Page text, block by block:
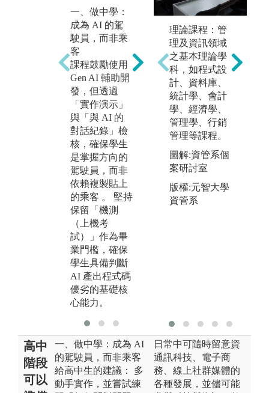
一、做中學：
成為 AI 的駕
駛員，而非乘
客
課程鼓勵使用
Gen AI 輔助開
發，但透過
「實作演示」
與「與 AI 的
對話紀錄」檢
核，確保學生
是掌握方向的
駕駛員，而非
依賴複製貼上
的乘客 。 堅持
保留「機測
（上機考
試）」作為畢
業門檻，確保
學生具備判斷
AI 產出程式碼
優劣的基礎核
心能力。
二、自主學
習：探索 AI
的前瞻應用
本系鼓勵學生
在課程中自主
探索新興科
技。
新技術的導
入，學生需主
動研究如何將
技術應用於系
統開發流程中
。
理論課程：管
理及資訊領域
之基本理論學
科，如程式設
計、資料庫、
統計學、會計
學、經濟學、
管理學、行銷
管理等課程。
圖解:資管系個
案研討室
版權:元智大學
資管系
高中
階段
可以
一、做中學：成為 AI
的駕駛員，而非乘客
給高中生的建議： 多
動手實作，並嘗試練
日常中可隨時留意資
通訊科技、電子商
務、線上社群媒體的
各種發展，並儘可能